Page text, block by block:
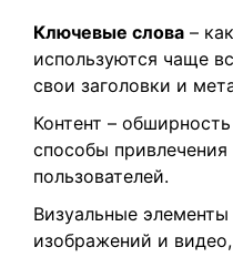
Ключевые слова –
используются чаще
свои заголовки и
Контент –
способы
пользователей.
Визуальные
изображений и